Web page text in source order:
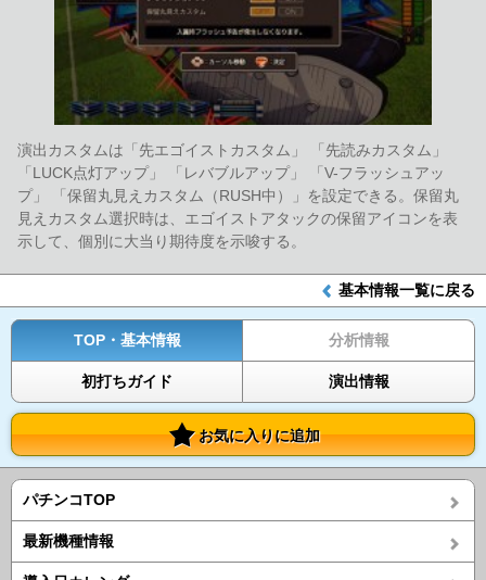
演出カスタムは「先エゴイストカスタム」 「先読みカスタム」
「LUCK点灯アップ」 「レバブルアップ」 「V-フラッシュアッ
プ」 「保留丸見えカスタム（RUSH中）」を設定できる。保留丸
見えカスタム選択時は、エゴイストアタックの保留アイコンを表
示して、個別に大当り期待度を示唆する。
基本情報一覧に戻る
TOP・基本情報 分析情報
初打ちガイド 演出情報
お気に入りに追加
パチンコTOP
最新機種情報